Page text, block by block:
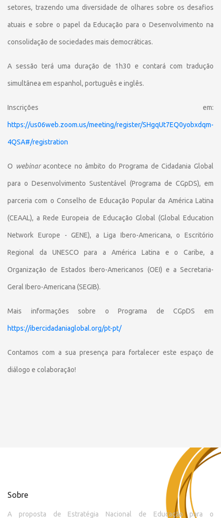
setores, trazendo uma diversidade de olhares sobre os desafios
atuais e sobre o papel da Educação para o Desenvolvimento na
consolidação de sociedades mais democráticas.
A sessão terá uma duração de 1h30 e contará com tradução
simultânea em espanhol, português e inglês.
Inscrições em:
https://us06web.zoom.us/meeting/register/SHgqUt7EQ0yobxdqm-
4QSA#/registration
O webinaracontece no âmbito do Programa de Cidadania Global
para o Desenvolvimento Sustentável (Programa de CGpDS), em
parceria com o Conselho de Educação Popular da América Latina
(CEAAL), a Rede Europeia de Educação Global (Global Education
Network Europe - GENE), a Liga Ibero-Americana, o Escritório
Regional da UNESCO para a América Latina e o Caribe, a
Organização de Estados Ibero-Americanos (OEI) e a Secretaria-
Geral Ibero-Americana (SEGIB).
Mais informações sobre o Programa de CGpDS em
https://ibercidadaniaglobal.org/pt-pt/
Contamos com a sua presença para fortalecer este espaço de
diálogo e colaboração!
Sobre
A proposta de Estratégia Nacional de Educação para o